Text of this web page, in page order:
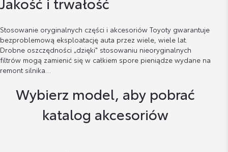
Stosowanie oryginalnych części i akcesoriów Toyoty gwarantuje
bezproblemową eksploatację auta przez wiele, wiele lat.
Drobne oszczędności „dzięki" stosowaniu nieoryginalnych
filtrów mogą zamienić się w całkiem spore pieniądze wydane na
remont silnika…
Wybierz model, aby pobrać
katalog akcesoriów